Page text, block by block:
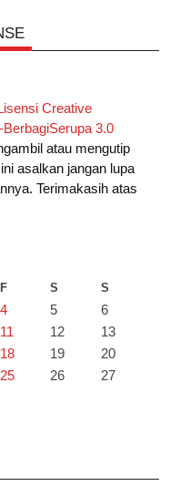
Creative
3.0
atau mengutip
asalkan jangan lupa
Terimakasih atas
F S S
4 5
6
11 12
13
18 19
20
25 26
27